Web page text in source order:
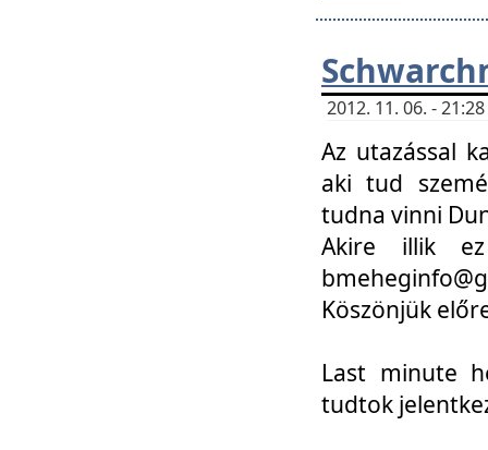
2012. 11. 06. -
Az utazással
aki tud
tudna vinni
Akire illik
Köszönjük
Last minute
tudtok